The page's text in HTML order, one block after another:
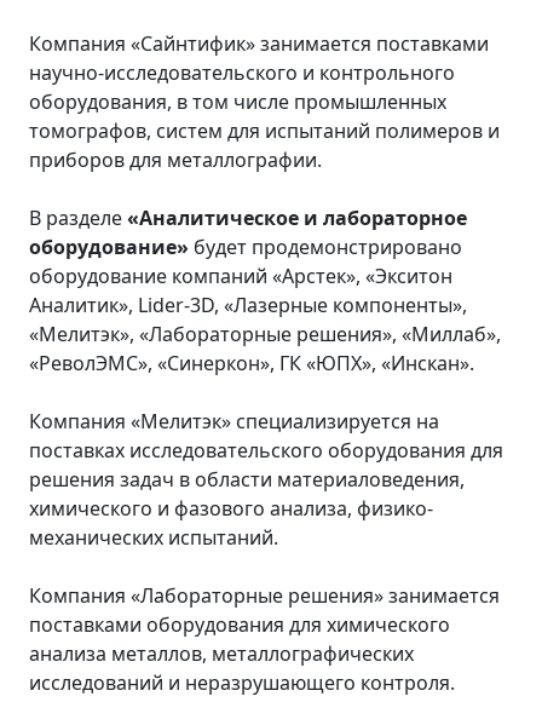
Компания «Сайнтифик» занимается поставками
научно-исследовательского и контрольного
оборудования, в том числе промышленных
томографов, систем для испытаний полимеров и
приборов для металлографии.
В разделе«Аналитическое и лабораторное
оборудование» будет продемонстрировано
оборудование компаний «Арстек», «Экситон
Аналитик», Lider-3D, «Лазерные компоненты»,
«Мелитэк», «Лабораторные решения», «Миллаб»,
«РеволЭМС», «Синеркон», ГК «ЮПХ», «Инскан».
Компания «Мелитэк» специализируется на
поставках исследовательского оборудования для
решения задач в области материаловедения,
химического и фазового анализа, физико-
механических испытаний.
Компания «Лабораторные решения» занимается
поставками оборудования для химического
анализа металлов, металлографических
исследований и неразрушающего контроля.